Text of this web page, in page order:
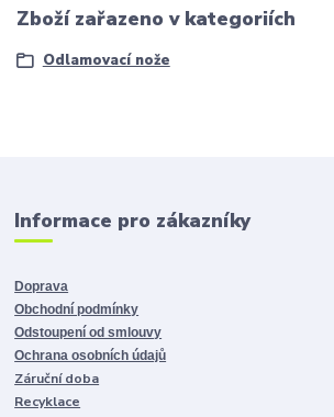
Zboží zařazeno v kategoriích
Odlamovací nože
Informace pro zákazníky
Doprava
Obchodní podmínky
Odstoupení od smlouvy
Ochrana osobních údajů
Záruční doba
Recyklace